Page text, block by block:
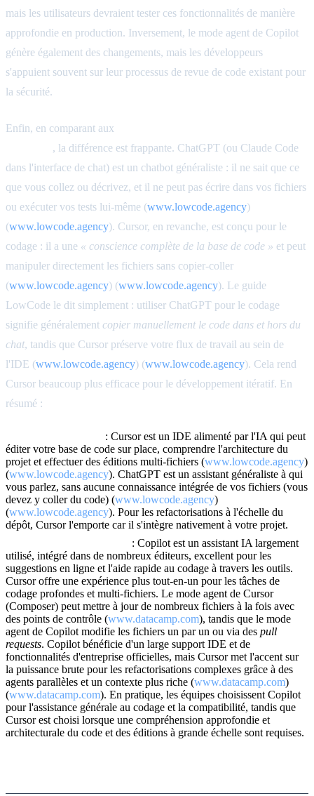
mais les utilisateurs devraient tester ces fonctionnalités de manière
approfondie en production. Inversement, le mode agent de Copilot
génère également des changements, mais les développeurs
s'appuient souvent sur leur processus de revue de code existant pour
la sécurité.
Enfin, en comparant aux
, la différence est frappante. ChatGPT (ou Claude Code
dans l'interface de chat) est un chatbot généraliste : il ne sait que ce
que vous collez ou décrivez, et il ne peut pas écrire dans vos fichiers
ou exécuter vos tests lui-même (www.lowcode.agency)
(www.lowcode.agency). Cursor, en revanche, est conçu pour le
codage : il a une « conscience complète de la base de code » et peut
manipuler directement les fichiers sans copier-coller
(www.lowcode.agency) (www.lowcode.agency). Le guide
LowCode le dit simplement : utiliser ChatGPT pour le codage
signifie généralement copier manuellement le code dans et hors du
chat, tandis que Cursor préserve votre flux de travail au sein de
l'IDE (www.lowcode.agency) (www.lowcode.agency). Cela rend
Cursor beaucoup plus efficace pour le développement itératif. En
résumé :
: Cursor est un IDE alimenté par l'IA qui peut
éditer votre base de code sur place, comprendre l'architecture du
projet et effectuer des éditions multi-fichiers (www.lowcode.agency)
(www.lowcode.agency). ChatGPT est un assistant généraliste à qui
vous parlez, sans aucune connaissance intégrée de vos fichiers (vous
devez y coller du code) (www.lowcode.agency)
(www.lowcode.agency). Pour les refactorisations à l'échelle du
dépôt, Cursor l'emporte car il s'intègre nativement à votre projet.
: Copilot est un assistant IA largement
utilisé, intégré dans de nombreux éditeurs, excellent pour les
suggestions en ligne et l'aide rapide au codage à travers les outils.
Cursor offre une expérience plus tout-en-un pour les tâches de
codage profondes et multi-fichiers. Le mode agent de Cursor
(Composer) peut mettre à jour de nombreux fichiers à la fois avec
des points de contrôle (www.datacamp.com), tandis que le mode
agent de Copilot modifie les fichiers un par un ou via des pull
requests. Copilot bénéficie d'un large support IDE et de
fonctionnalités d'entreprise officielles, mais Cursor met l'accent sur
la puissance brute pour les refactorisations complexes grâce à des
agents parallèles et un contexte plus riche (www.datacamp.com)
(www.datacamp.com). En pratique, les équipes choisissent Copilot
pour l'assistance générale au codage et la compatibilité, tandis que
Cursor est choisi lorsque une compréhension approfondie et
architecturale du code et des éditions à grande échelle sont requises.